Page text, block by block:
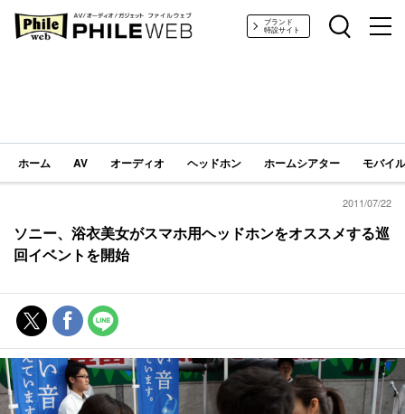
PHILE WEB｜AV/オーディオ/ガジェットブランド
特設サイト
ホーム AV オーディオ ヘッドホン ホームシアター モバイ
2011/07/22
ソニー、浴衣美女がスマホ用ヘッドホンをオススメする巡
回イベントを開始